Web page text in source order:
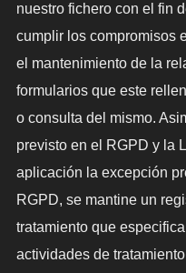
nuestro fichero con el fin
cumplir los compromisos
el mantenimiento de la
formularios que este
o consulta del mismo.
previsto en el RGPD y la
aplicación la excepción
RGPD, se mantine un
tratamiento que
actividades de